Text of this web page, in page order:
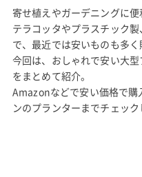
寄せ植えやガーデニングに便
テラコッタやプラスチック
で、最近では安いものも多く
今回は、おしゃれで安い大
をまとめて紹介。
Amazonなどで安い価格で購
ンのプランターまでチェック